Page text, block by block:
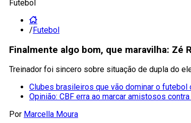
Futebol
/Futebol
Finalmente algo bom, que maravilha: Zé
Treinador foi sincero sobre situação de dupla do
Clubes brasileiros que vão dominar o futebol
Opinião: CBF erra ao marcar amistosos
Por Marcella Moura